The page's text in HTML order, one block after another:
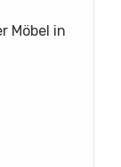
Möbel in